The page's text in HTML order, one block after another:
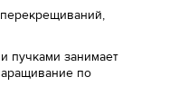
пучками занимает
по